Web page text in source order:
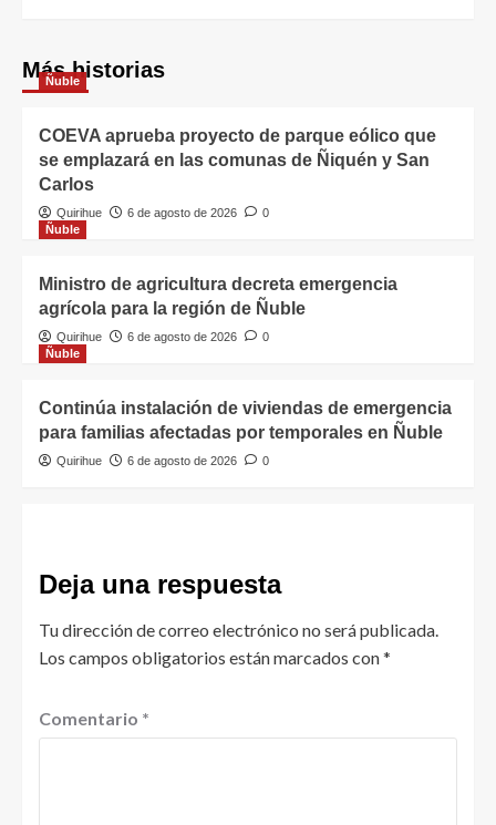
Más historias
Ñuble
COEVA aprueba proyecto de parque eólico que
se emplazará en las comunas de Ñiquén y San
Carlos
Quirihue 6 de agosto de 2026
0
Ñuble
Ministro de agricultura decreta emergencia
agrícola para la región de Ñuble
Quirihue 6 de agosto de 2026
0
Ñuble
Continúa instalación de viviendas de emergencia
para familias afectadas por temporales en Ñuble
Quirihue 6 de agosto de 2026 0
Deja una respuesta
Tu dirección de correo electrónico no será publicada.
Los campos obligatorios están marcados con*
Comentario *